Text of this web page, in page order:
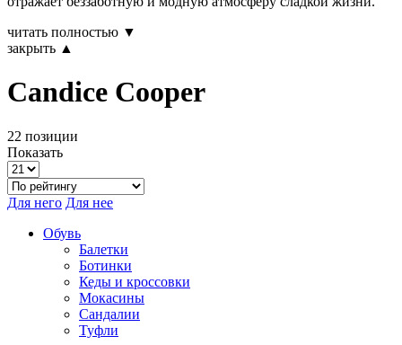
читать полностью ▼
закрыть ▲
Candice Cooper
22 позиции
Показать
Для него Для нее
Обувь
Балетки
Ботинки
Кеды и кроссовки
Мокасины
Сандалии
Туфли